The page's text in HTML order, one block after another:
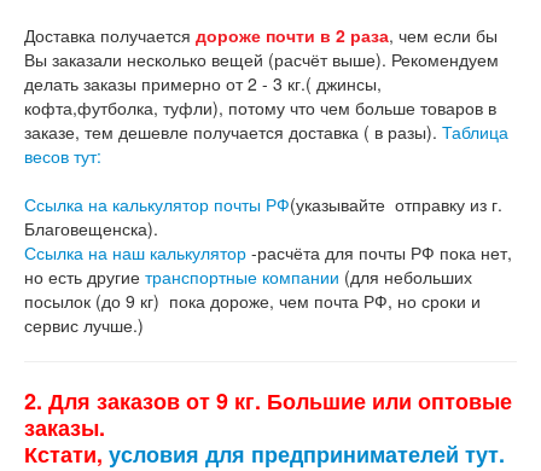
Доставка получается дороже почти в 2 раза, чем если бы
Вы заказали несколько вещей (расчёт выше). Рекомендуем
делать заказы примерно от 2 - 3 кг.( джинсы,
кофта,футболка, туфли), потому что чем больше товаров в
заказе, тем дешевле получается доставка ( в разы). Таблица
весов тут:
Ссылка на калькулятор почты РФ(указывайте отправку из г.
Благовещенска).
Ссылка на наш калькулятор -расчёта для почты РФ пока нет,
но есть другие транспортные компании (для небольших
посылок (до 9 кг) пока дороже, чем почта РФ, но сроки и
сервис лучше.)
2. Для заказов от 9 кг. Большие или оптовые
заказы.
Кстати, условия для предпринимателей тут.